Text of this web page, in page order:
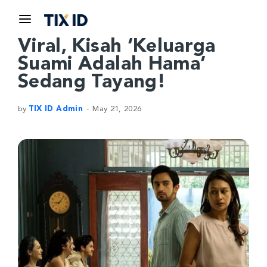
Viral, Kisah ‘Keluarga
Suami Adalah Hama’
Sedang Tayang!
by TIX ID Admin May 21, 2026